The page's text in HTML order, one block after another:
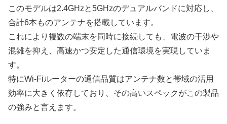
このモデルは2.4GHzと5GHzのデュアルバンドに対応し、
合計6本ものアンテナを搭載しています。
これにより複数の端末を同時に接続しても、電波の干渉や
混雑を抑え、高速かつ安定した通信環境を実現していま
す。
特にWi-Fiルーターの通信品質はアンテナ数と帯域の活用
効率に大きく依存しており、その高いスペックがこの製品
の強みと言えます。